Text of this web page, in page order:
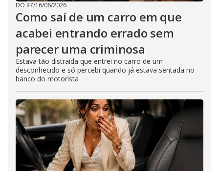
DO R7/16/06/2026
Como saí de um carro em que
acabei entrando errado sem
parecer uma criminosa
Estava tão distraída que entrei no carro de um
desconhecido e só percebi quando já estava sentada no
banco do motorista